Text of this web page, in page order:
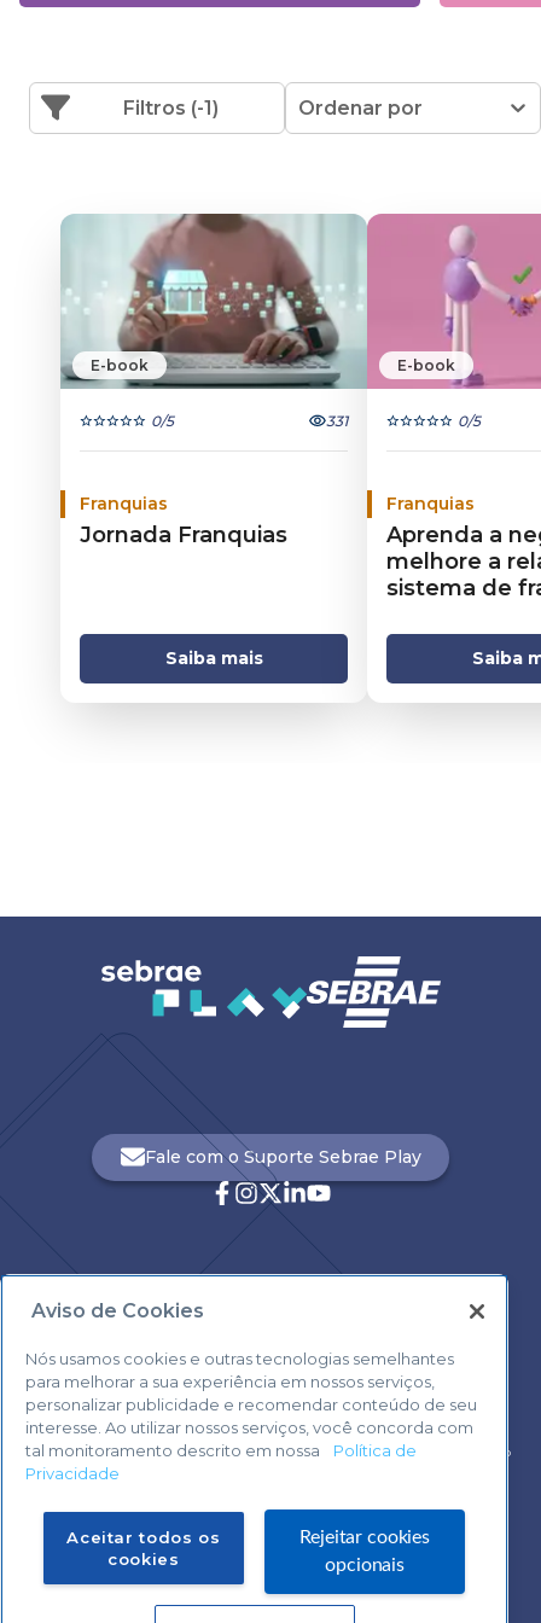
Filtros (-1) Ordenar por
E-book
0/5 331
Franquias
Jornada Franquias
Saiba mais
E-book
0/5
Franquias
Aprenda a
melhore a
sistema de
Saiba
0800 570 0800
Fale com o Suporte Sebrae Play
Voltar ao topo
Aviso de Cookies
Nós usamos cookies e outras tecnologias semelhantes
para melhorar a sua experiência em nossos serviços,
personalizar publicidade e recomendar conteúdo de seu
interesse. Ao utilizar nossos serviços, você concorda com
tal monitoramento descrito em nossa
Política de
Privacidade
Aceitar todos os
cookies
Rejeitar cookies
opcionais